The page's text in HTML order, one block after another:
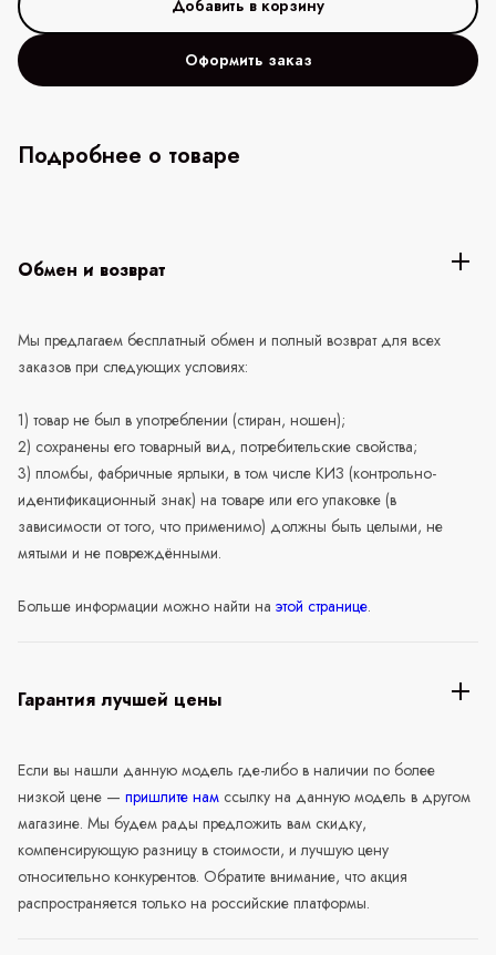
Оформить заказ
Подробнее о товаре
Обмен и возврат
Мы предлагаем бесплатный обмен и полный возврат для всех
заказов при следующих условиях:
1) товар не был в употреблении (стиран, ношен);
2) сохранены его товарный вид, потребительские свойства;
3) пломбы, фабричные ярлыки, в том числе КИЗ (контрольно-
идентификационный знак) на товаре или его упаковке (в
зависимости от того, что применимо) должны быть целыми, не
мятыми и не повреждёнными.
Больше информации можно найти на этой странице.
Гарантия лучшей цены
Если вы нашли данную модель где-либо в наличии по более
низкой цене — пришлите нам ссылку на данную модель в другом
магазине. Мы будем рады предложить вам скидку,
компенсирующую разницу в стоимости, и лучшую цену
относительно конкурентов. Обратите внимание, что акция
распространяется только на российские платформы.